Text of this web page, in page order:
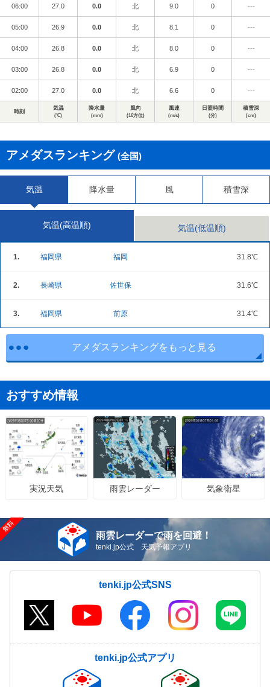
06:00 27.0 0.0 北 9.0 0 ---
05:00 26.9 0.0 北 8.1 0 ---
04:00 26.8 0.0 北 8.0 0 ---
03:00 26.8 0.0 北 6.9 0 ---
02:00 27.0 0.0 北 6.6 0 ---
時刻
気温
(℃)
降水量
(mm)
風向
(16方位)
風速
(m/s)
日照時間
(分)
積雪深
(cm)
アメダスランキング (全国)
気温 降水量 風 積雪深
気温(高温順) 気温(低温順)
1. 福岡県 福岡 31.8℃
2. 長崎県 佐世保 31.6℃
3. 福岡県 前原 31.4℃
アメダスランキングをもっと見る
おすすめ情報
実況天気 雨雲レーダー 気象衛星
雨雲レーダーで雨を回避！
tenki.jp公式 天気予報アプリ
tenki.jp公式SNS
tenki.jp公式アプリ